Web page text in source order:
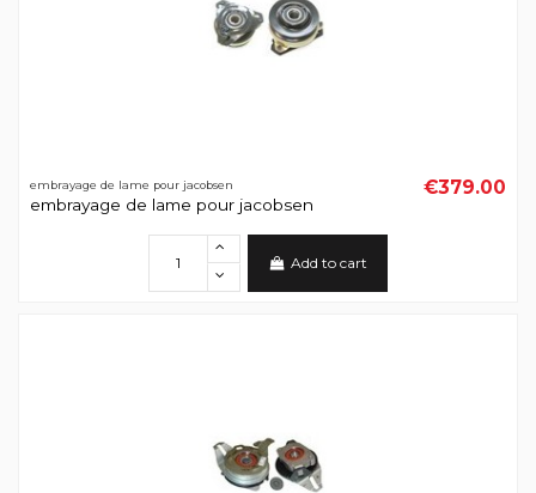
embrayage de lame pour jacobsen
embrayage de lame pour jacobsen
€379.00
Add to cart